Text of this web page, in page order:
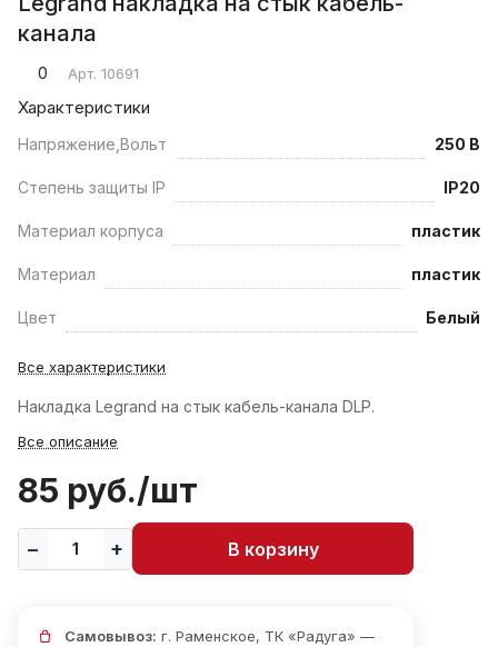
канала
0 Арт. 10691
Характеристики
Напряжение,Вольт 250 В
Степень защиты IP IP20
Материал корпуса пластик
Материал пластик
Цвет Белый
Все характеристики
Накладка Legrand на стык кабель-канала DLP.
Все описание
85 руб./шт
В корзину
Самовывоз: г. Раменское, ТК «Радуга» —